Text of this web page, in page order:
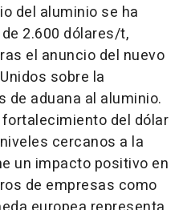
del aluminio se ha
2.600 dólares/t,
el anuncio del nuevo
sobre la
de aduana al aluminio.
del dólar
cercanos a la
un impacto positivo en
de empresas como